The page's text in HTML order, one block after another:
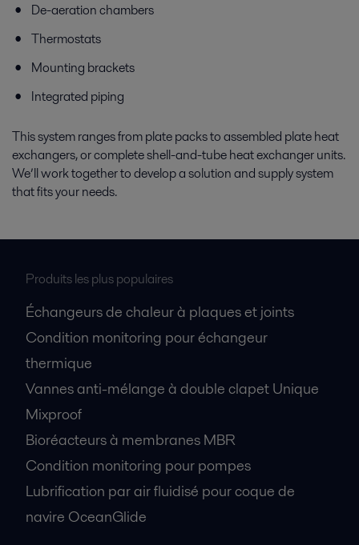
De-aeration chambers
Thermostats
Mounting brackets
Integrated piping
This system ranges from plate packs to assembled plate heat
exchangers, or complete shell-and-tube heat exchanger units.
We’ll work together to develop a solution and supply system
that fits your needs.
Produits les plus populaires
Échangeurs de chaleur à plaques et joints
Condition monitoring pour échangeur
thermique
Vannes anti-mélange à double clapet Unique
Mixproof
Bioréacteurs à membranes MBR
Condition monitoring pour pompes
Lubrification par air fluidisé pour coque de
navire OceanGlide